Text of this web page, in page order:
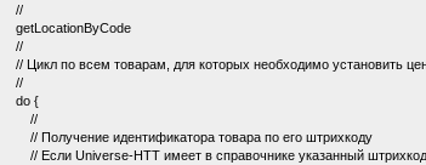
//
getLocationByCode
//
// Цикл по всем товарам, для которых необходимо установить
//
do {
//
// Получение идентификатора товара по его штрихкоду
// Если Universe-HTT имеет в справочнике указанный